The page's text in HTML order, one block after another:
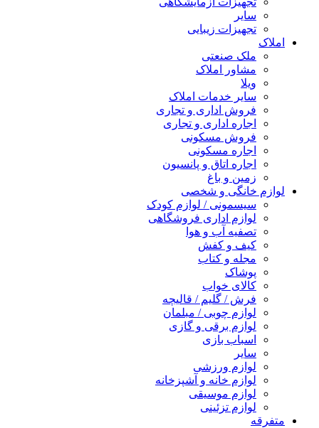
سایر
تجهیزات زیبایی
املاک
ملک صنعتی
مشاور املاک
ویلا
سایر خدمات املاک
فروش اداری و تجاری
اجاره اداری و تجاری
فروش مسکونی
اجاره مسکونی
اجاره اتاق و پانسیون
زمین و باغ
لوازم خانگی و شخصی
سیسمونی / لوازم کودک
لوازم اداری فروشگاهی
تصفیه آب و هوا
کیف و کفش
مجله و کتاب
پوشاک
کالای خواب
فرش / گلیم / قالیچه
لوازم چوبی / مبلمان
لوازم برقی و گازی
اسباب بازی
سایر
لوازم ورزشی
لوازم خانه و آشپزخانه
لوازم موسیقی
لوازم تزئینی
متفرقه